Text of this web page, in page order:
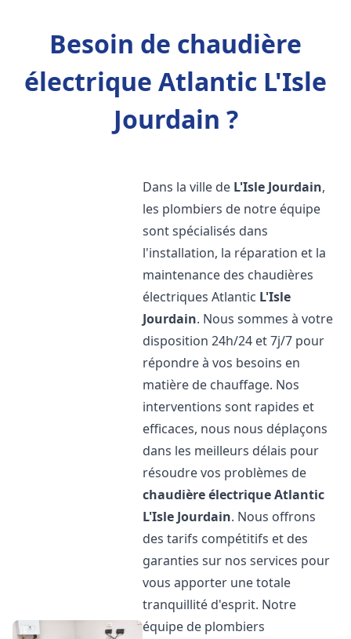
Besoin de chaudière
électrique Atlantic L'Isle
Jourdain ?
Dans la ville de L'Isle Jourdain,
les plombiers de notre équipe
sont spécialisés dans
l'installation, la réparation et la
maintenance des chaudières
électriques Atlantic L'Isle
Jourdain. Nous sommes à votre
disposition 24h/24 et 7j/7 pour
répondre à vos besoins en
matière de chauffage. Nos
interventions sont rapides et
efficaces, nous nous déplaçons
dans les meilleurs délais pour
résoudre vos problèmes de
chaudière électrique Atlantic
L'Isle Jourdain. Nous offrons
des tarifs compétitifs et des
garanties sur nos services pour
vous apporter une totale
tranquillité d'esprit. Notre
équipe de plombiers